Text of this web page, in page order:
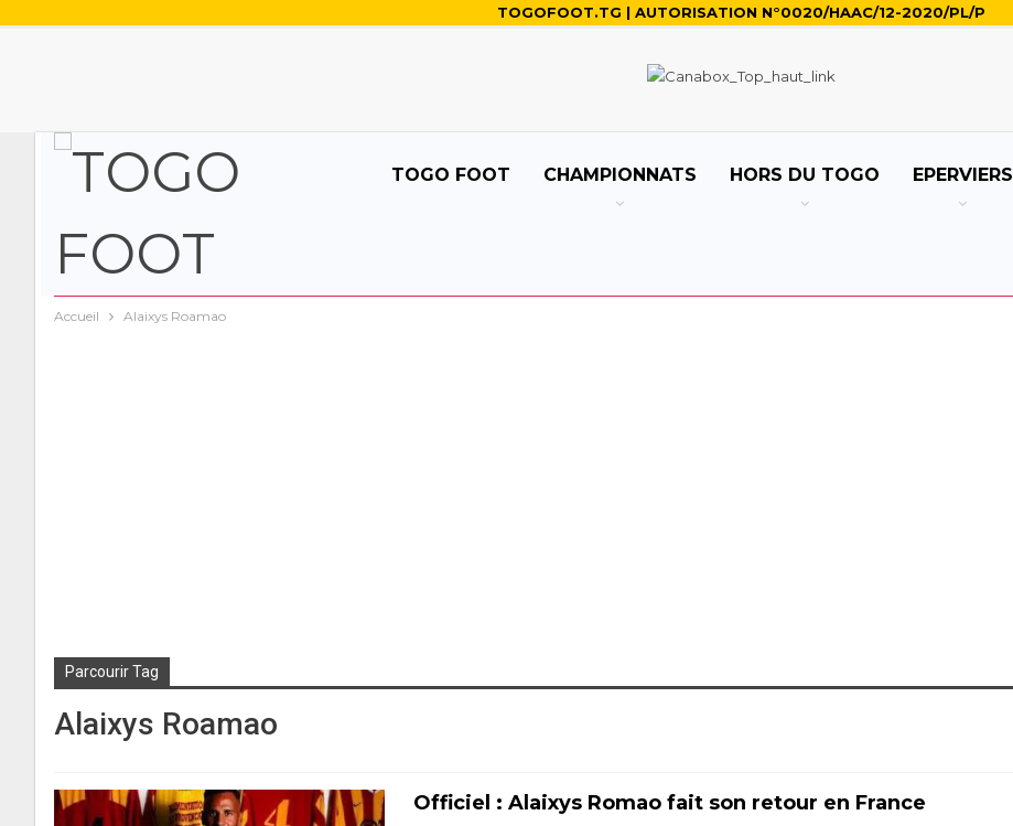
TOGOFOOT.TG | AUTORISATION N°0020/HAAC/12-2020/PL/P
TOGO FOOT CHAMPIONNATS HORS DU TOGO EPERVIERS
Accueil Alaixys Roamao
Parcourir Tag
Alaixys Roamao
Officiel : Alaixys Romao fait son retour en France